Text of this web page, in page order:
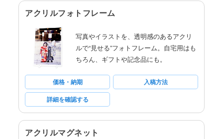
アクリルフォトフレーム
写真やイラストを、透明感のあるアクリ
ルで“見せる”フォトフレーム。自宅用はも
ちろん、ギフトや記念品にも。
価格・納期
入稿方法
詳細を確認する
アクリルマグネット